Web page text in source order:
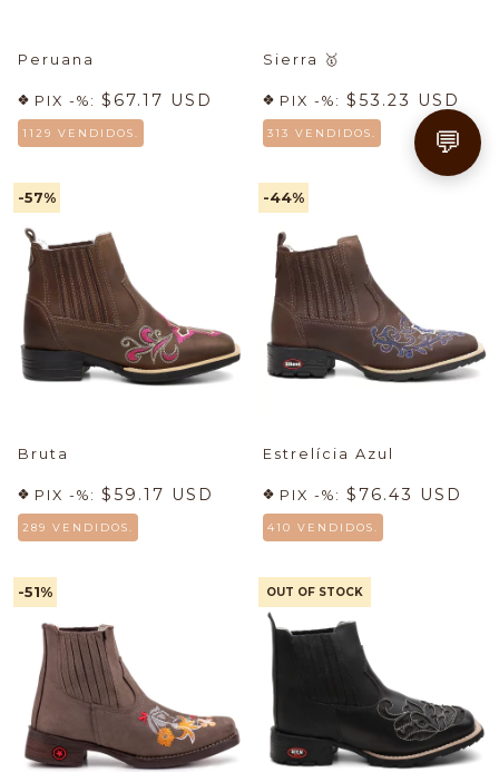
Peruana
PIX -%: $67.17 USD
1129 VENDIDOS.
Sierra 🥇
PIX -%: $53.23 USD
313 VENDIDOS.
-57%
Bruta
PIX -%: $59.17 USD
289 VENDIDOS.
-44%
Estrelícia Azul
PIX -%: $76.43 USD
410 VENDIDOS.
-51% OUT OF STOCK
💬